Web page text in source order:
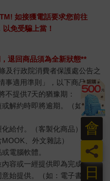
如接獲電話要求您前往
免受騙上當！
退回商品須為全新狀態**
及行政院消費者保護處公告之
事適用準則」，以下商品購買
不提供7天的猶豫期：
解約時即將逾期。（如：生
給付。（客製化商品）
、外文雜誌）
電腦軟體。
容或一經提供即為完成之線
意始提供。（如：電子書、電
日
員
會